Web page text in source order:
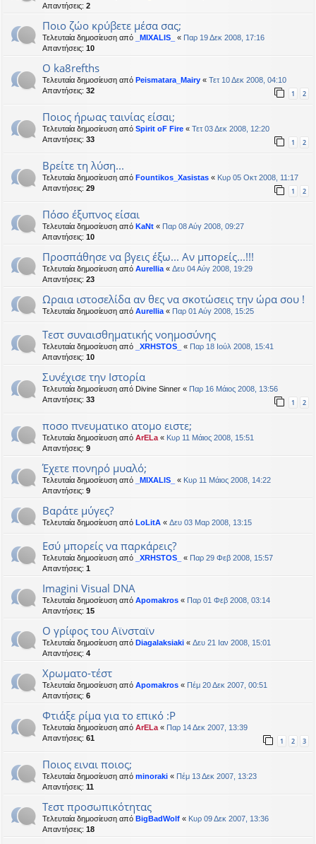
Απαντήσεις: 2
Ποιο ζώο κρύβετε μέσα σας;
Τελευταία δημοσίευση από _MIXALIS_ « Παρ 19 Δεκ 2008, 17:16
Απαντήσεις: 10
O ka8refths
Τελευταία δημοσίευση από Peismatara_Mairy « Τετ 10 Δεκ 2008, 04:10
Απαντήσεις: 32 1 2
Ποιος ήρωας ταινίας είσαι;
Τελευταία δημοσίευση από Spirit oF Fire « Τετ 03 Δεκ 2008, 12:20
Απαντήσεις: 33 1 2
Βρείτε τη λύση...
Τελευταία δημοσίευση από Fountikos_Xasistas « Κυρ 05 Οκτ 2008, 11:17
Απαντήσεις: 29 1 2
Πόσο έξυπνος είσαι
Τελευταία δημοσίευση από KaNt « Παρ 08 Αύγ 2008, 09:27
Απαντήσεις: 10
Προσπάθησε να βγεις έξω... Αν μπορείς...!!!
Τελευταία δημοσίευση από Aurellia « Δευ 04 Αύγ 2008, 19:29
Απαντήσεις: 23
Ωραια ιστοσελίδα αν θες να σκοτώσεις την ώρα σου !
Τελευταία δημοσίευση από Aurellia « Παρ 01 Αύγ 2008, 15:25
Τεστ συναισθηματικής νοημοσύνης
Τελευταία δημοσίευση από _XRHSTOS_ « Παρ 18 Ιούλ 2008, 15:41
Απαντήσεις: 10
Συνέχισε την Ιστορία
Τελευταία δημοσίευση από Divine Sinner « Παρ 16 Μάιος 2008, 13:56
Απαντήσεις: 33 1 2
ποσο πνευματικο ατομο ειστε;
Τελευταία δημοσίευση από ArELa « Κυρ 11 Μάιος 2008, 15:51
Απαντήσεις: 9
Έχετε πονηρό μυαλό;
Τελευταία δημοσίευση από _MIXALIS_ « Κυρ 11 Μάιος 2008, 14:22
Απαντήσεις: 9
Βαράτε μύγες?
Τελευταία δημοσίευση από LoLitA « Δευ 03 Μαρ 2008, 13:15
Εσύ μπορείς να παρκάρεις?
Τελευταία δημοσίευση από _XRHSTOS_ « Παρ 29 Φεβ 2008, 15:57
Απαντήσεις: 1
Imagini Visual DNA
Τελευταία δημοσίευση από Apomakros « Παρ 01 Φεβ 2008, 03:14
Απαντήσεις: 15
Ο γρίφος του Αϊνσταϊν
Τελευταία δημοσίευση από Diagalaksiaki « Δευ 21 Ιαν 2008, 15:01
Απαντήσεις: 4
Χρωματο-τέστ
Τελευταία δημοσίευση από Apomakros « Πέμ 20 Δεκ 2007, 00:51
Απαντήσεις: 6
Φτιάξε ρίμα για το επικό :Ρ
Τελευταία δημοσίευση από ArELa « Παρ 14 Δεκ 2007, 13:39
Απαντήσεις: 61 1 2 3
Ποιος ειναι ποιος;
Τελευταία δημοσίευση από minoraki « Πέμ 13 Δεκ 2007, 13:23
Απαντήσεις: 11
Τεστ προσωπικότητας
Τελευταία δημοσίευση από BigBadWolf « Κυρ 09 Δεκ 2007, 13:36
Απαντήσεις: 18